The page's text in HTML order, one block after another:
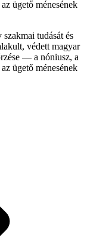
ügető ménesének
tudását és
védett magyar
— a nóniusz, a
ügető ménesének